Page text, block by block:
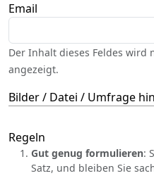
Email
Der Inhalt dieses Feldes
angezeigt.
Bilder / Datei / Umfrage
Regeln
Gut genug formulieren:
Satz, und bleiben Sie